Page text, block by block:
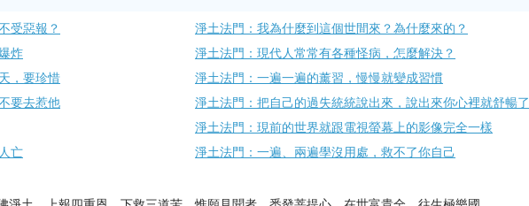
受惡報？
淨土法門：我為什麼到這個世間來？為什麼來的？
炸
淨土法門：現代人常常有各種怪病，怎麼解決？
，要珍惜
淨土法門：一遍一遍的薰習，慢慢就變成習慣
要去惹他
淨土法門：把自己的過失統統說出來，說出來你心裡就舒暢了
淨土法門：現前的世界就跟電視螢幕上的影像完全一樣
亡
淨土法門：一遍、兩遍學沒用處，救不了你自己